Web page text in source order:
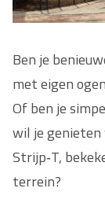
Ben je
met eigen
Of ben je
wil je
Strijp‑T,
terrein?